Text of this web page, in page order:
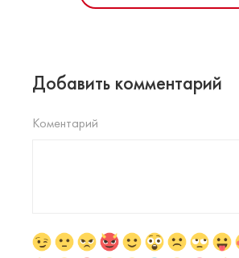
Добавить комментарий
Коментарий